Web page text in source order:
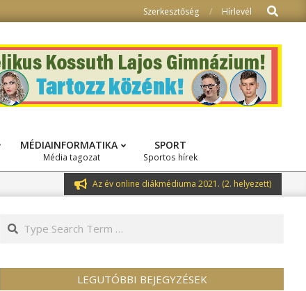
Szerkesztőség Hírlevél Search
MÉDIAINFORMATIKA
Média tagozat
SPORT
Sportos hírek
Az év online diákmédiuma 2021. (2. helyezett)
Search
LEGUTÓBBI BEJEGYZÉSEK